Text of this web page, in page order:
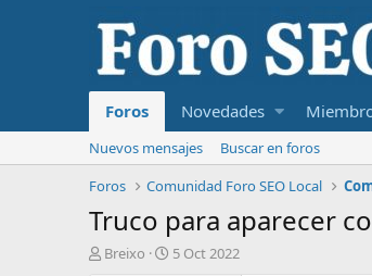
Foros Novedades
Nuevos mensajes
Buscar en foros
Foros
Comunidad Foro SEO Local
Truco para aparecer
IBreixo
F
5 Oct 2022